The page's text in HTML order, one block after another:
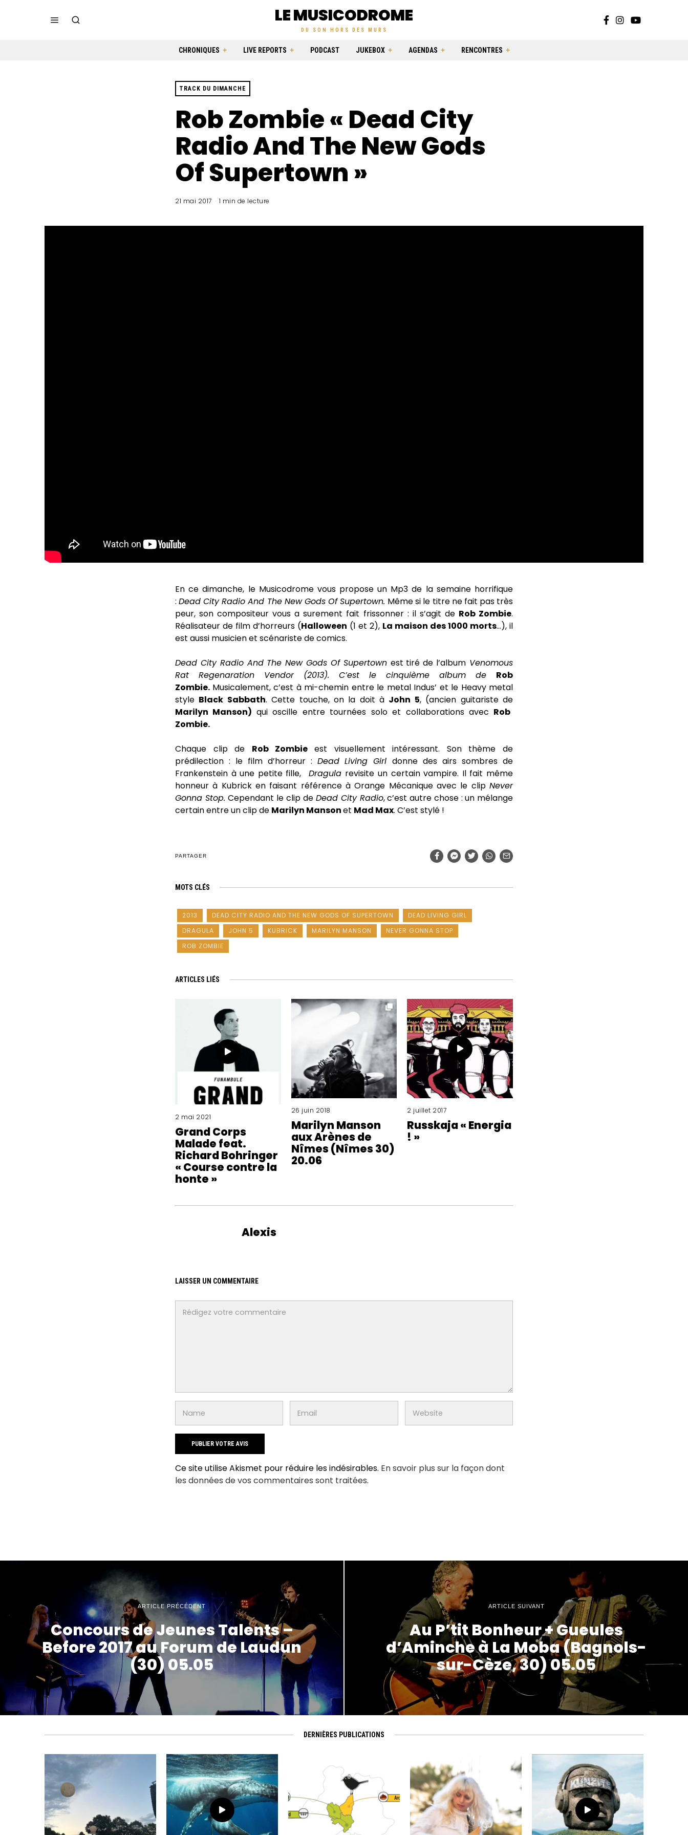
LE MUSICODROME
DU SON HORS DES MURS
CHRONIQUES LIVE REPORTS PODCAST JUKEBOX AGENDAS RENCONTRES
TRACK DU DIMANCHE
Rob Zombie « Dead City
Radio And The New Gods
Of Supertown »
21 mai 2017 1 min de lecture
En ce dimanche, le Musicodrome vous propose un Mp3 de la semaine horrifique
:Dead City Radio And The New Gods Of Supertown. Même si le titre ne fait pas très
peur, son compositeur vous a surement fait frissonner : il s’agit de Rob Zombie.
Réalisateur de film d’horreurs (Halloween (1 et 2), La maison des 1000 morts…), il
est aussi musicien et scénariste de comics.
Dead City Radio And The New Gods Of Supertown est tiré de l’album Venomous
Rat Regenaration Vendor(2013). C’est le cinquième album de Rob
Zombie. Musicalement, c’est à mi-chemin entre le metal Indus’ et le Heavy metal
style Black Sabbath. Cette touche, on la doit à John 5, (ancien guitariste de
Marilyn Manson) qui oscille entre tournées solo et collaborations avec Rob
Zombie.
Chaque clip de Rob Zombieest visuellement intéressant. Son thème de
prédilection : le film d’horreur : Dead Living Girldonne des airs sombres de
Frankenstein à une petite fille,
Dragula revisite un certain vampire. Il fait même
honneur à Kubrick en faisant référence à Orange Mécanique avec le clip Never
Gonna Stop.Cependant le clip deDead City Radio, c’est autre chose : un mélange
certain entre un clip de Marilyn Mansonet Mad Max. C’est stylé !
PARTAGER
MOTS CLÉS
2013 DEAD CITY RADIO AND THE NEW GODS OF SUPERTOWN
DEAD LIVING GIRL
DRAGULA
JOHN 5 KUBRICK MARILYN MANSON
NEVER GONNA STOP
ROB ZOMBIE
ARTICLES LIÉS
2 mai 2021
Grand Corps
Malade feat.
Richard Bohringer
« Course contre la
honte »
26 juin 2018
Marilyn Manson
aux Arènes de
Nîmes (Nîmes 30)
20.06
2 juillet 2017
Russkaja « Energia
! »
Alexis
LAISSER UN COMMENTAIRE
Ce site utilise Akismet pour réduire les indésirables. En savoir plus sur la façon dont
les données de vos commentaires sont traitées.
ARTICLE PRÉCÉDENT
Concours de Jeunes Talents –
Before 2017 au Forum de Laudun
(30) 05.05
ARTICLE SUIVANT
Au P’tit Bonheur + Gueules
d’Aminche à La Moba (Bagnols-
sur-Cèze, 30) 05.05
DERNIÈRES PUBLICATIONS